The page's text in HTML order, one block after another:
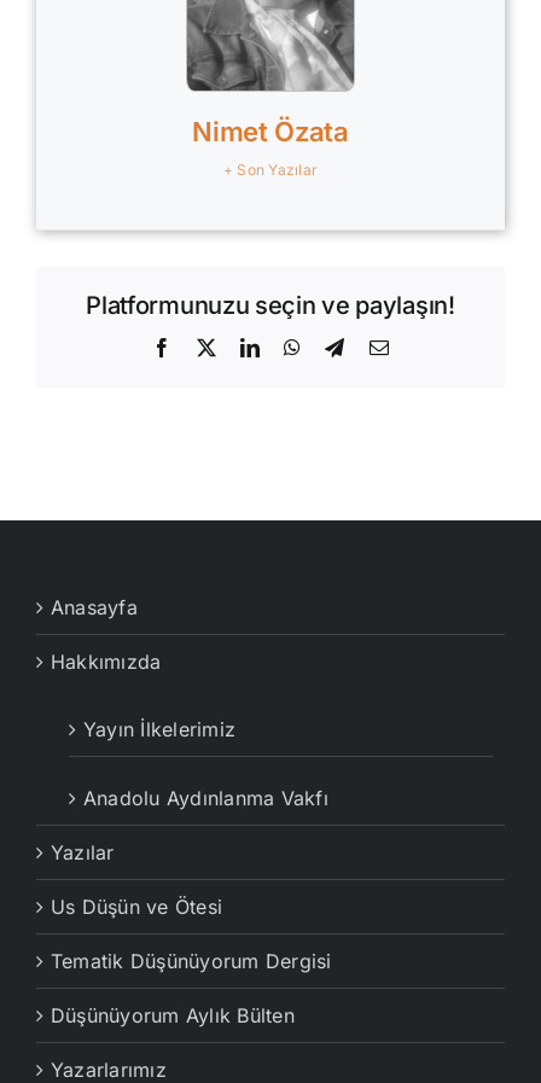
Nimet Özata
+ Son Yazılar
Platformunuzu seçin ve paylaşın!
Facebook
X LinkedInWhatsApp
Telegram
E-
Anasayfa
Hakkımızda
Yayın İlkelerimiz
Anadolu Aydınlanma Vakfı
Yazılar
Us Düşün ve Ötesi
Tematik Düşünüyorum Dergisi
Düşünüyorum Aylık Bülten
Yazarlarımız